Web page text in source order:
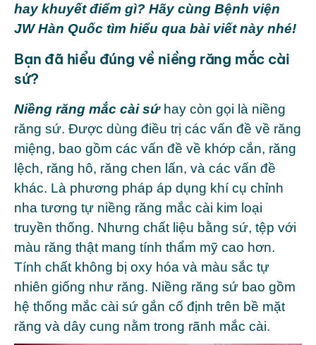
hay khuyết điểm gì? Hãy cùng Bệnh viện
JW Hàn Quốc tìm hiểu qua bài viết này nhé!
Bạn đã hiểu đúng về niềng răng mắc cài
sứ?
Niềng răng mắc cài sứhay còn gọi là niềng
răng sứ. Được dùng điều trị các vấn đề về răng
miệng, bao gồm các vấn đề về khớp cắn, răng
lệch, răng hô, răng chen lấn, và các vấn đề
khác. Là phương pháp áp dụng khí cụ chỉnh
nha tương tự niềng răng mắc cài kim loại
truyền thống. Nhưng chất liệu bằng sứ, tệp với
màu răng thật mang tính thẩm mỹ cao hơn.
Tính chất không bị oxy hóa và màu sắc tự
nhiên giống như răng. Niềng răng sứ bao gồm
hệ thống mắc cài sứ gắn cố định trên bề mặt
răng và dây cung nằm trong rãnh mắc cài.